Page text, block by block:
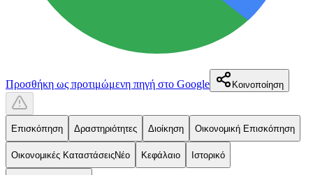
Προσθήκη ως προτιμώμενη πηγή στο Google Κοινοποίηση
Επισκόπηση Δραστηριότητες Διοίκηση Οικονομική Επισκόπηση
Οικονομικές ΚαταστάσειςΝέο Κεφάλαιο Ιστορικό